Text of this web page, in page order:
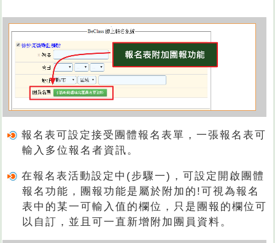
報名表可設定接受團體報名表單，一張報名表可
輸入多位報名者資訊。
在報名表活動設定中(步驟一)，可設定開啟團體
報名功能，團報功能是屬於附加的!可視為報名
表中的某一可輸入值的欄位，只是團報的欄位可
以自訂，並且可一直新增附加團員資料。